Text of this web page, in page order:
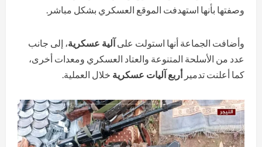
وصفتها بأنها استهدفت الموقع العسكري بشكل مباشر.
وأضافت الجماعة أنها استولت على آلية عسكرية، إلى جانب
عدد من الأسلحة المتنوعة والعتاد العسكري ومعدات أخرى،
كما أعلنت تدميرأربع آليات عسكرية خلال العملية.